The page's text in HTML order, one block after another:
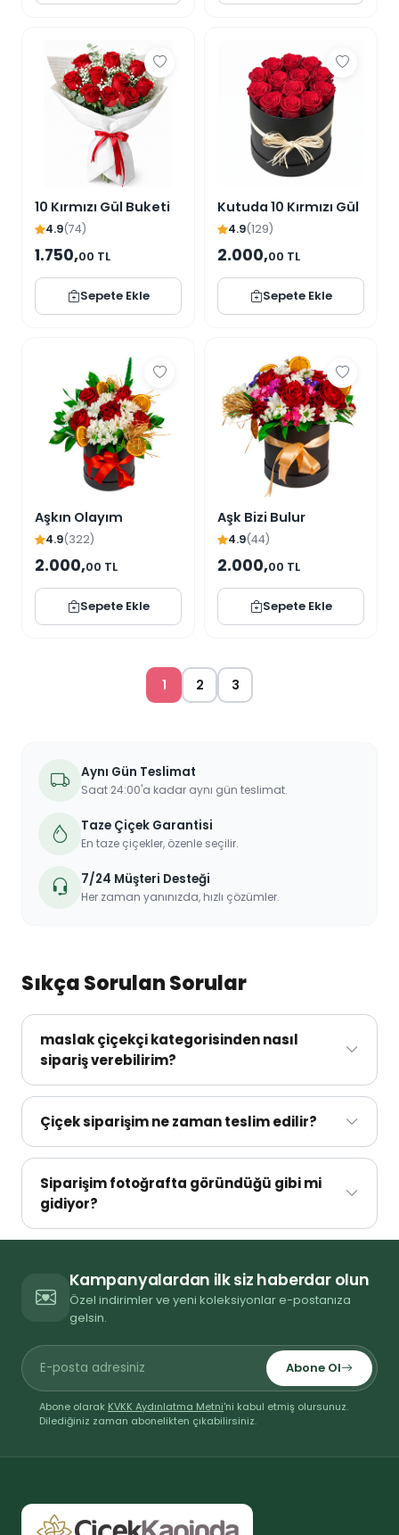
10 Kırmızı Gül Buketi
4.9(74)
1.750,00 TL
Sepete Ekle
Kutuda 10 Kırmızı Gül
4.9(129)
2.000,00 TL
Sepete Ekle
Aşkın Olayım
4.9(322)
2.000,00 TL
Sepete Ekle
Aşk Bizi Bulur
4.9(44)
2.000,00 TL
Sepete Ekle
1 2 3
Aynı Gün Teslimat
Saat 24:00'a kadar aynı gün teslimat.
Taze Çiçek Garantisi
En taze çiçekler, özenle seçilir.
7/24 Müşteri Desteği
Her zaman yanınızda, hızlı çözümler.
Sıkça Sorulan Sorular
maslak çiçekçi kategorisinden nasıl
sipariş verebilirim?
maslak çiçekçi kategorisinde yer alan
çiçeklerimizden sipariş vermek çok kolay:
sepetinize ekleyin, teslimat tarihi/saatinizi ve alıcı
bilgilerinizi girerek siparişinizi tamamlayın.
Sorularınız için (0212) 801 33 51 numaralı
telefonumuzdan bize ulaşabilirsiniz.
Çiçek siparişim ne zaman teslim edilir?
Siparişiniz, istisnai durumlar haricinde seçtiğiniz
zaman dilimi içerisinde teslim edilir. Trafik, hava
durumu, özel günler gibi olağanüstü durumlarda
kısmi gecikmeler yaşanabilir; böyle bir durumda
Siparişim fotoğrafta göründüğü gibi mi
gidiyor?
Evet. Ürün kalitesi ve müşteri memnuniyeti
değişikliklerin zorunlu kıldığı küçük aksesuar
farklılıkları olsa bile, çiçeğiniz fotoğrafta
gördüğünüzden daha güzel ve dolgun teslim
edilir.
Kampanyalardan ilk siz haberdar olun
Özel indirimler ve yeni koleksiyonlar e-postanıza
gelsin.
Abone Ol
Abone olarak KVKK Aydınlatma Metni'ni kabul etmiş olursunuz.
Dilediğiniz zaman abonelikten çıkabilirsiniz.